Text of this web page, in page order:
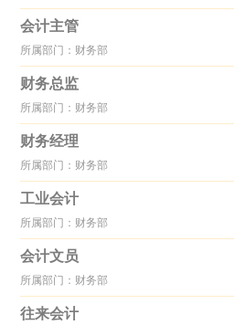
会计主管
所属部门：财务部
财务总监
所属部门：财务部
财务经理
所属部门：财务部
工业会计
所属部门：财务部
会计文员
所属部门：财务部
往来会计